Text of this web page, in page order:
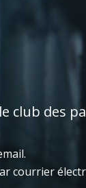
club des
courrier